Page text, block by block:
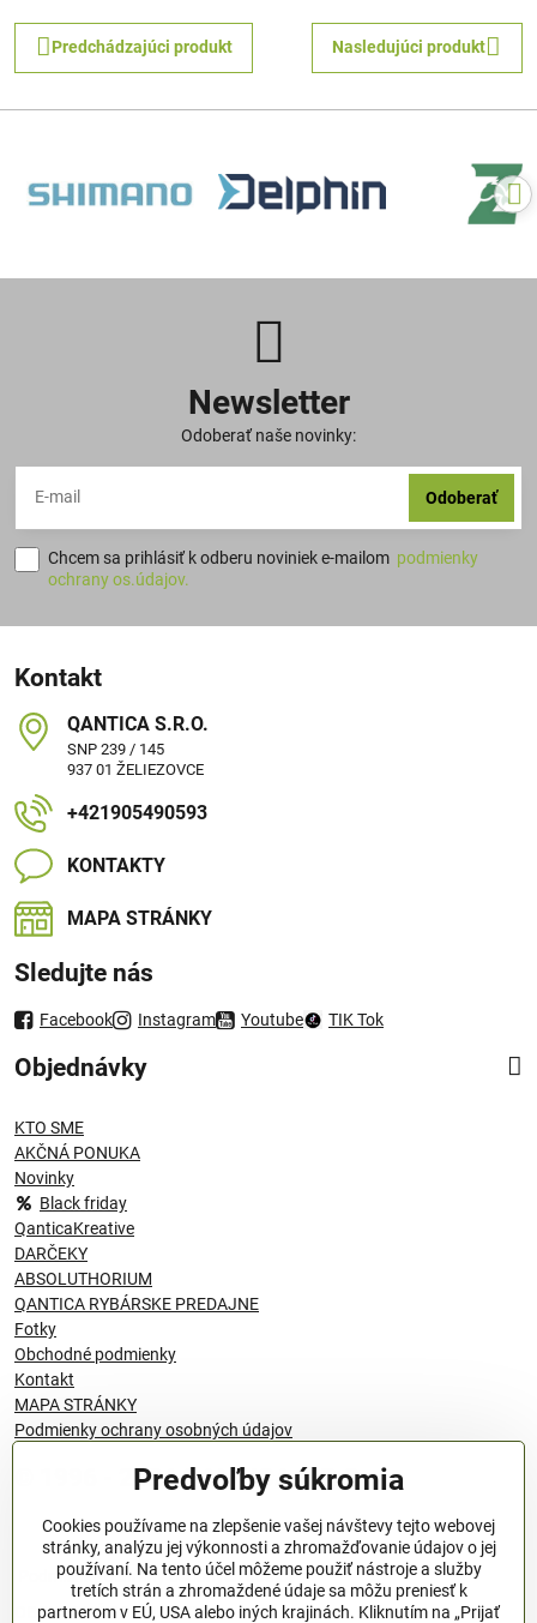
Predchádzajúci produkt Nasledujúci produkt
Newsletter
Odoberať naše novinky:
Odoberať
Chcem sa prihlásiť k odberu noviniek e-mailom podmienky
ochrany os.údajov.
Kontakt
QANTICA S​.R​.O​.
SNP 239 / 145
937 01 ŽELIEZOVCE
+421905490593
KONTAKTY
MAPA STRÁNKY
Sledujte nás
Facebook Instagram Youtube TIK Tok
Objednávky
KTO SME
AKČNÁ PONUKA
Novinky
Black friday
QanticaKreative
DARČEKY
ABSOLUTHORIUM
QANTICA RYBÁRSKE PREDAJNE
Fotky
Obchodné podmienky
Kontakt
MAPA STRÁNKY
Podmienky ochrany osobných údajov
© 1996 - 2024 QANTICA S.R.O
Podmienky ochrany osobných údajov
OBCHODNÉ PODMIENKY
Predvoľby súkromia
Cookies používame na zlepšenie vašej návštevy tejto webovej
stránky, analýzu jej výkonnosti a zhromažďovanie údajov o jej
používaní. Na tento účel môžeme použiť nástroje a služby
tretích strán a zhromaždené údaje sa môžu preniesť k
partnerom v EÚ, USA alebo iných krajinách. Kliknutím na „Prijať